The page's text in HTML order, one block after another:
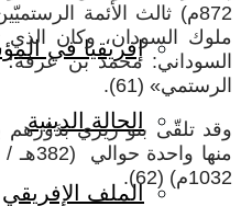
إفريقيا في
الحالة الدينية
الملف الإفريقي
872م) ثالث الأئمة
ملوك السودان، وكان الذي
السوداني: محمد بن عرفة؛
الرستمي» (61).
وقد تلقّى بنو زيري بدَوْرهم
1032م) (62).